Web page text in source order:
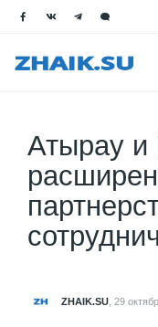
Атырау и
ZHAIK.SU 29